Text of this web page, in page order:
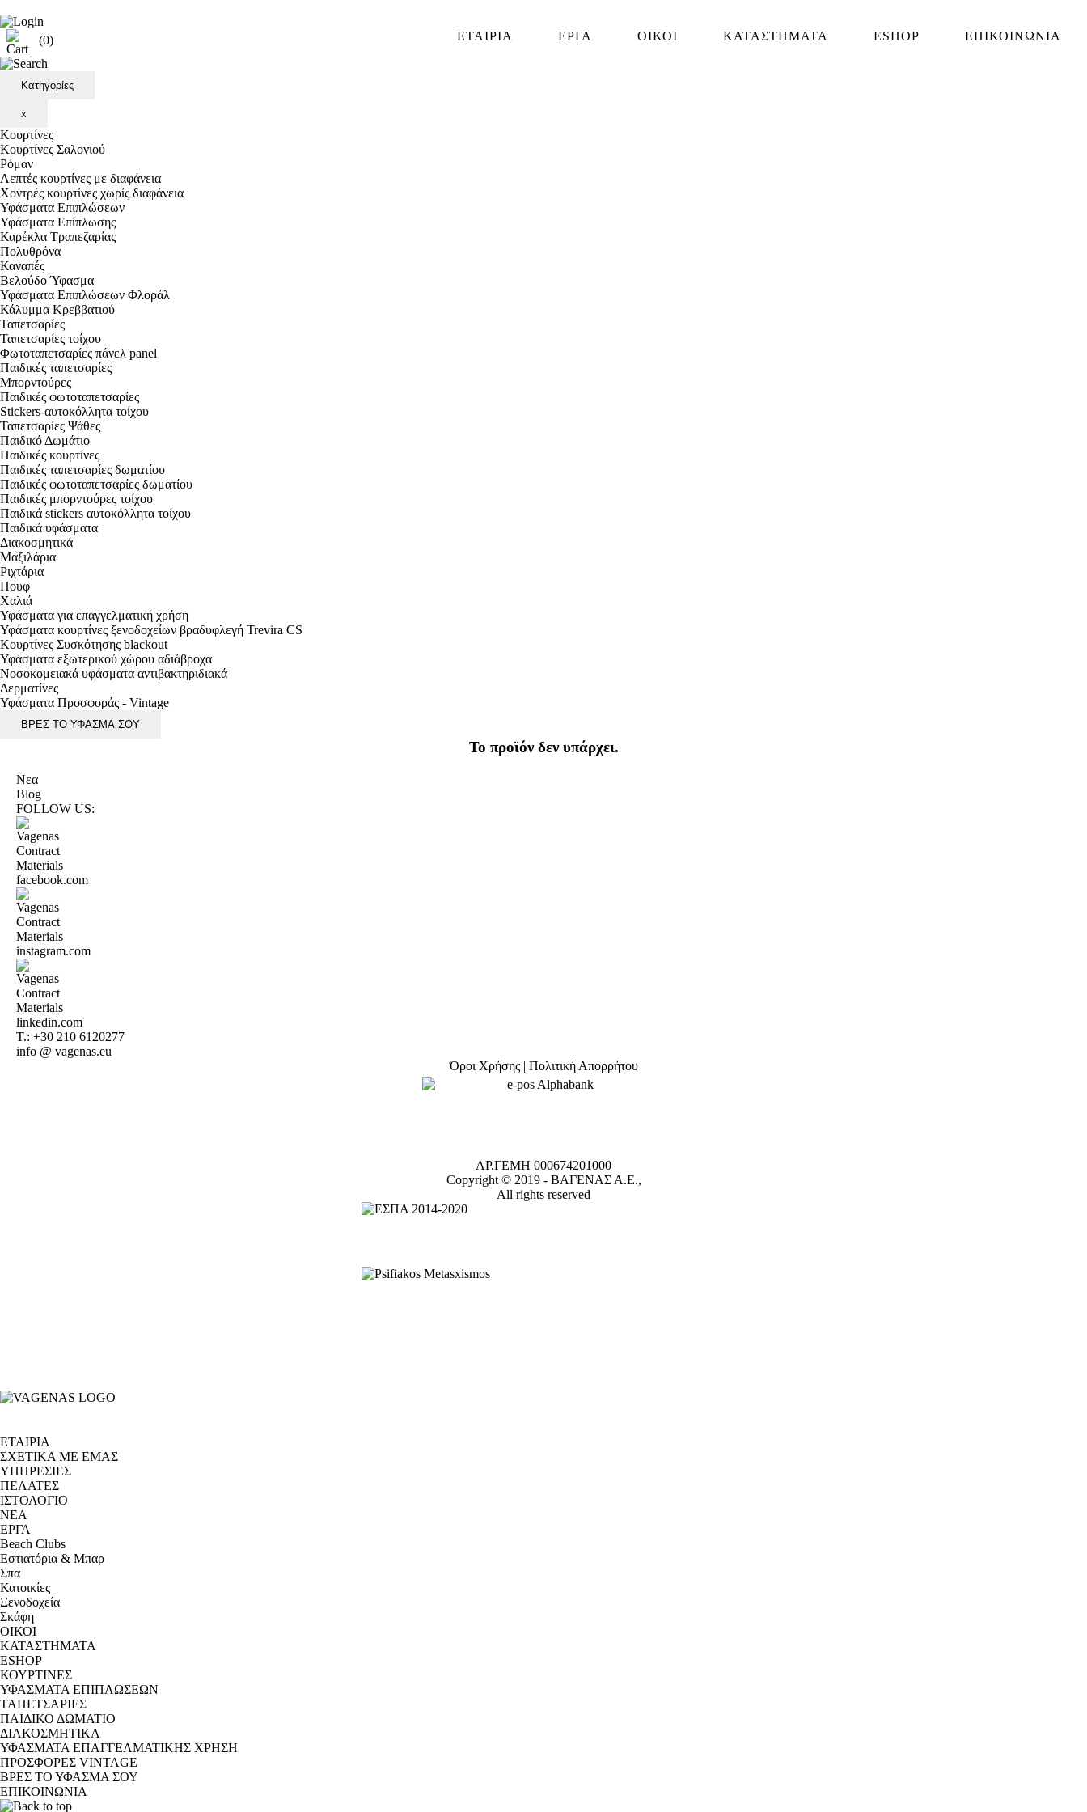
ΕΤΑΙΡΙΑ ΕΡΓΑ ΟΙΚΟΙ ΚΑΤΑΣΤΗΜΑΤΑ ESHOP ΕΠΙΚΟΙΝΩΝΙΑ
(0)
Κατηγορίες
x
Κουρτίνες
Κουρτίνες Σαλονιού
Ρόμαν
Λεπτές κουρτίνες με διαφάνεια
Χοντρές κουρτίνες χωρίς διαφάνεια
Υφάσματα Επιπλώσεων
Υφάσματα Επίπλωσης
Καρέκλα Τραπεζαρίας
Πολυθρόνα
Καναπές
Βελούδο Ύφασμα
Υφάσματα Επιπλώσεων Φλοράλ
Κάλυμμα Κρεββατιού
Ταπετσαρίες
Ταπετσαρίες τοίχου
Φωτοταπετσαρίες πάνελ panel
Παιδικές ταπετσαρίες
Μπορντούρες
Παιδικές φωτοταπετσαρίες
Stickers-αυτοκόλλητα τοίχου
Ταπετσαρίες Ψάθες
Παιδικό Δωμάτιο
Παιδικές κουρτίνες
Παιδικές ταπετσαρίες δωματίου
Παιδικές φωτοταπετσαρίες δωματίου
Παιδικές μπορντούρες τοίχου
Παιδικά stickers αυτοκόλλητα τοίχου
Παιδικά υφάσματα
Διακοσμητικά
Μαξιλάρια
Ριχτάρια
Πουφ
Χαλιά
Υφάσματα για επαγγελματική χρήση
Υφάσματα κουρτίνες ξενοδοχείων βραδυφλεγή Trevira CS
Κουρτίνες Συσκότησης blackout
Υφάσματα εξωτερικού χώρου αδιάβροχα
Νοσοκομειακά υφάσματα αντιβακτηριδιακά
Δερματίνες
Υφάσματα Προσφοράς - Vintage
ΒΡΕΣ ΤΟ ΥΦΑΣΜΑ ΣΟΥ
Το προϊόν δεν υπάρχει.
Νεα
Blog
FOLLOW US:
T.: +30 210 6120277
info @ vagenas.eu
Όροι Χρήσης | Πολιτική Απορρήτου
ΑΡ.ΓΕΜΗ 000674201000
Copyright © 2019 - ΒΑΓΕΝΑΣ Α.Ε.,
All rights reserved
ΕΤΑΙΡΙΑ
ΣΧΕΤΙΚΑ ΜΕ ΕΜΑΣ
ΥΠΗΡΕΣΙΕΣ
ΠΕΛΑΤΕΣ
ΙΣΤΟΛΟΓΙΟ
ΝΕΑ
ΕΡΓΑ
Beach Clubs
Εστιατόρια & Μπαρ
Σπα
Κατοικίες
Ξενοδοχεία
Σκάφη
ΟΙΚΟΙ
ΚΑΤΑΣΤΗΜΑΤΑ
ESHOP
ΚΟΥΡΤΙΝΕΣ
ΥΦΑΣΜΑΤΑ ΕΠΙΠΛΩΣΕΩΝ
ΤΑΠΕΤΣΑΡΙΕΣ
ΠΑΙΔΙΚΟ ΔΩΜΑΤΙΟ
ΔΙΑΚΟΣΜΗΤΙΚΑ
ΥΦΑΣΜΑΤΑ ΕΠΑΓΓΕΛΜΑΤΙΚΗΣ ΧΡΗΣΗ
ΠΡΟΣΦΟΡΕΣ VINTAGE
ΒΡΕΣ ΤΟ ΥΦΑΣΜΑ ΣΟΥ
ΕΠΙΚΟΙΝΩΝΙΑ